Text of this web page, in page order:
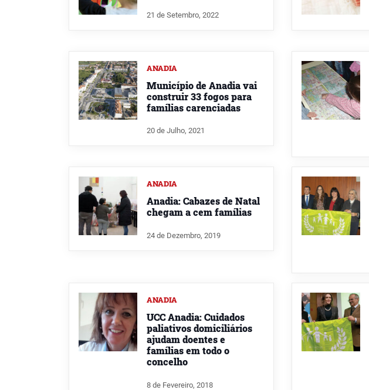
21 de Setembro, 2022
ANADIA
Município de Anadia vai
construir 33 fogos para
famílias carenciadas
20 de Julho, 2021
ANADIA
Anadia: Cabazes de Natal
chegam a cem famílias
24 de Dezembro, 2019
ANADIA
UCC Anadia: Cuidados
paliativos domiciliários
ajudam doentes e
famílias em todo o
concelho
8 de Fevereiro, 2018